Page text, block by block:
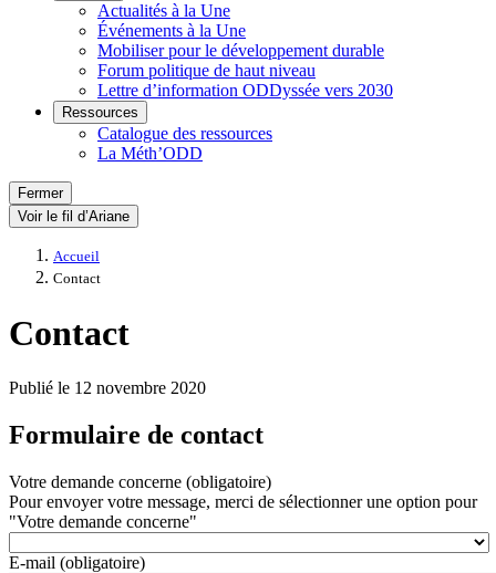
Actualités à la Une
Événements à la Une
Mobiliser pour le développement durable
Forum politique de haut niveau
Lettre d’information ODDyssée vers 2030
Ressources
Catalogue des ressources
La Méth’ODD
Fermer
Voir le fil d’Ariane
Accueil
Contact
Contact
Publié le 12 novembre 2020
Formulaire de contact
Votre demande concerne (obligatoire)
Pour envoyer votre message, merci de sélectionner une option pour
"Votre demande concerne"
E-mail (obligatoire)